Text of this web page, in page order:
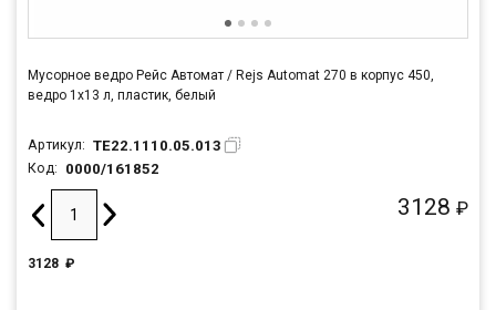
Мусорное ведро Рейс Автомат / Rejs Automat 270 в корпус 450,
ведро 1х13 л, пластик, белый
Артикул: TE22.1110.05.013
Код: 0000/161852
3128 ₽
3128 ₽